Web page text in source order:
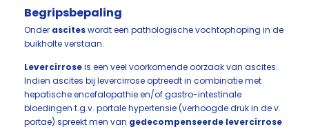
Begripsbepaling
Onder asciteswordt een pathologische vochtophoping in de
buikholte verstaan.
Levercirroseis een veel voorkomende oorzaak van ascites.
Indien ascites bij levercirrose optreedt in combinatie met
hepatische encefalopathie en/of gastro-intestinale
bloedingen t.g.v. portale hypertensie (verhoogde druk in de v.
portae) spreekt men van gedecompenseerde levercirrose